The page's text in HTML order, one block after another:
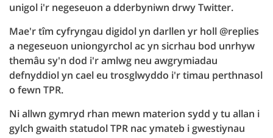
unigol i'r negeseuon a dderbyniwn drwy Twitter.
Mae'r tîm cyfryngau digidol yn darllen yr holl @replies
a negeseuon uniongyrchol ac yn sicrhau bod unrhyw
themâu sy'n dod i'r amlwg neu awgrymiadau
defnyddiol yn cael eu trosglwyddo i'r timau perthnasol
o fewn TPR.
Ni allwn gymryd rhan mewn materion sydd y tu allan i
gylch gwaith statudol TPR nac ymateb i gwestiynau